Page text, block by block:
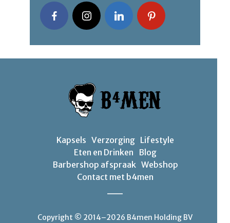
Kapsels Verzorging Lifestyle
Eten en Drinken
Blog
Barbershop afspraak Webshop
Contact met b4men
Copyright © 2014–2026 B4men Holding BV